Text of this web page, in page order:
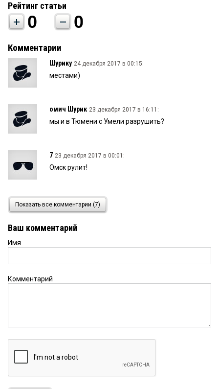
Рейтинг статьи
0 0
Комментарии
Шурику 24 декабря 2017 в 00:15:
местами)
омич Шурик 23 декабря 2017 в 16:11:
мы и в Тюмени с Умели разрушить?
7 23 декабря 2017 в 00:01:
Омск рулит!
22 декабря 2017 в 23:53:
выдумывают в омске себе проблемы — в ханты-
больницу и передали в окружную собственность
земли — пусть и больничку содержит
И стреляют оба метко
22 декабря 2017 в 13:26:
Молодец Шутов! И Врач от Бога, и друзей в беде
Показать все комментарии (7)
Ваш комментарий
Имя
Комментарий